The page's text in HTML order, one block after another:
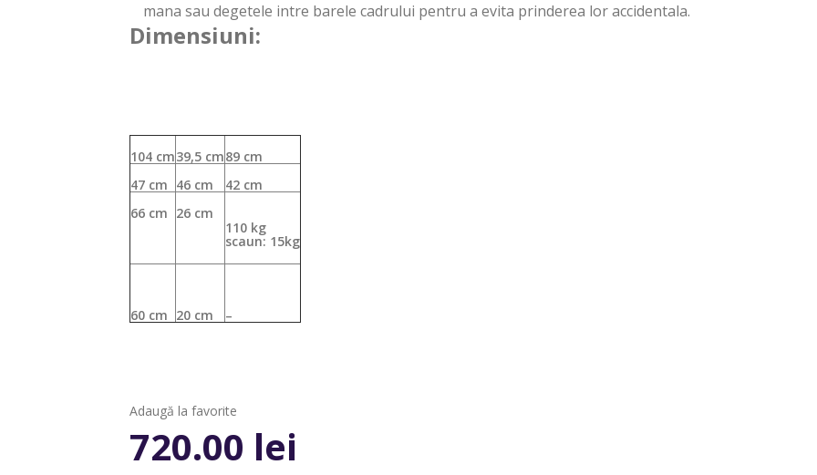
mana sau degetele intre barele cadrului pentru a evita prinderea lor accidentala.
Dimensiuni:
104 cm39,5 cm89 cm
47 cm 46 cm
42 cm
66 cm 26 cm
110 kg
scaun: 15kg
60 cm 20 cm –
Adaugă la favorite
720.00 lei